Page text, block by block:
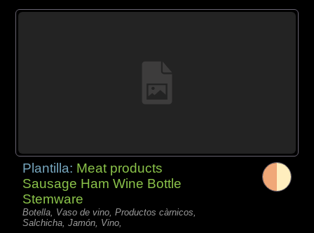
Plantilla: Meat products
Sausage Ham Wine Bottle
Stemware
Botella, Vaso de vino, Productos càrnicos,
Salchicha, Jamón, Vino,